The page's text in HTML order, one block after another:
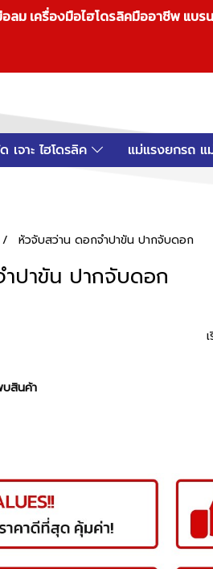
ม เครื่องมือไฮโดรลิคมืออาชีพ แ
จาะ ไฮโดรลิค แม่แรงยกรถ แ
หัวจับสว่าน ดอกจำปาขัน ปากจับดอก
ปาขัน ปากจับดอก
บสินค้า